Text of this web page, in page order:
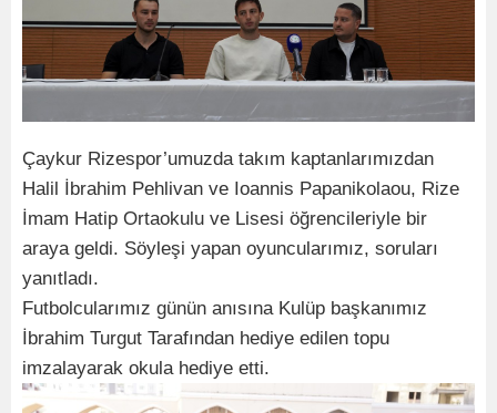
Çaykur Rizespor’umuzda takım kaptanlarımızdan
Halil İbrahim Pehlivan ve Ioannis Papanikolaou, Rize
İmam Hatip Ortaokulu ve Lisesi öğrencileriyle bir
araya geldi. Söyleşi yapan oyuncularımız, soruları
yanıtladı.
Futbolcularımız günün anısına Kulüp başkanımız
İbrahim Turgut Tarafından hediye edilen topu
imzalayarak okula hediye etti.